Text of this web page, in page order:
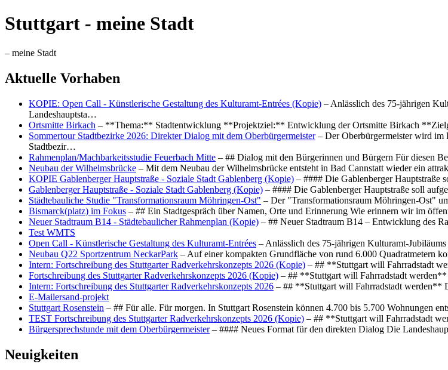
Stuttgart - meine Stadt
– meine Stadt
Aktuelle Vorhaben
KOPIE: Open Call - Künstlerische Gestaltung des Kulturamt-Entrées (Kopie) – Anlässlich des 75-jährigen
Landeshauptsta…
Ortsmitte Birkach – **Thema:** Stadtentwicklung **Projektziel:** Entwicklung der Ortsmitte Birkach
Sommertour Stadtbezirke 2026: Direkter Dialog mit dem Oberbürgermeister– Der Oberbürgermeister wird im
Stadtbezir…
Rahmenplan/Machbarkeitsstudie Feuerbach Mitte – ## Dialog mit den Bürgerinnen und Bürgern Für diesen
Neubau der Wilhelmsbrücke – Mit dem Neubau der Wilhelmsbrücke entsteht in Bad Cannstatt wieder ein
KOPIE Gablenberger Hauptstraße - Soziale Stadt Gablenberg (Kopie) – #### Die Gablenberger Hauptstraße
Gablenberger Hauptstraße - Soziale Stadt Gablenberg (Kopie) – #### Die Gablenberger Hauptstraße soll
Städtebauliche Studie "Transformationsraum Möhringen-Ost" – Der "Transformationsraum Möhringen-Ost"
Bismarck(platz) im Fokus – ## Ein Stadtgespräch über Namen, Orte und Erinnerung Wie erinnern wir im
Neuer Stadtraum B14 - Städtebaulicher Rahmenplan (Kopie) – ## Neuer Stadtraum B14 – Entwicklung des
Test WMTS
Open Call - Künstlerische Gestaltung des Kulturamt-Entrées – Anlässlich des 75-jährigen Kulturamt-
Neubau Q22 Sportzentrum NeckarPark – Auf einer kompakten Grundfläche von rund 6.000 Quadratmetern
Intern: Fortschreibung des Stuttgarter Radverkehrskonzepts 2026 (Kopie) – ## **Stuttgart will Fahrradstadt
Fortschreibung des Stuttgarter Radverkehrskonzepts 2026 (Kopie) – ## **Stuttgart will Fahrradstadt
Intern: Fortschreibung des Stuttgarter Radverkehrskonzepts 2026 – ## **Stuttgart will Fahrradstadt werden**
E-Mailersand-projekt
Stuttgart Rosenstein – ## Für alle. Für morgen. In Stuttgart Rosenstein können 4.700 bis 5.700 Wohnungen
TEST Fortschreibung des Stuttgarter Radverkehrskonzepts 2026 (Kopie) – ## **Stuttgart will Fahrradstadt
Bürgersprechstunde mit dem Oberbürgermeister– #### Neues Format für den direkten Dialog Die
Neuigkeiten